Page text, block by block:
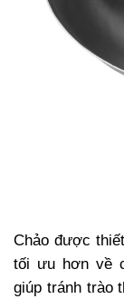
Chảo được
tối ưu hơn về
giúp tránh trào